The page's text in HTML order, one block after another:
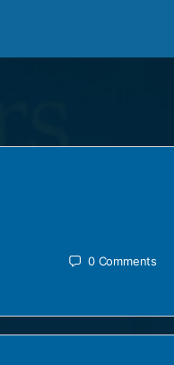
0 Comments